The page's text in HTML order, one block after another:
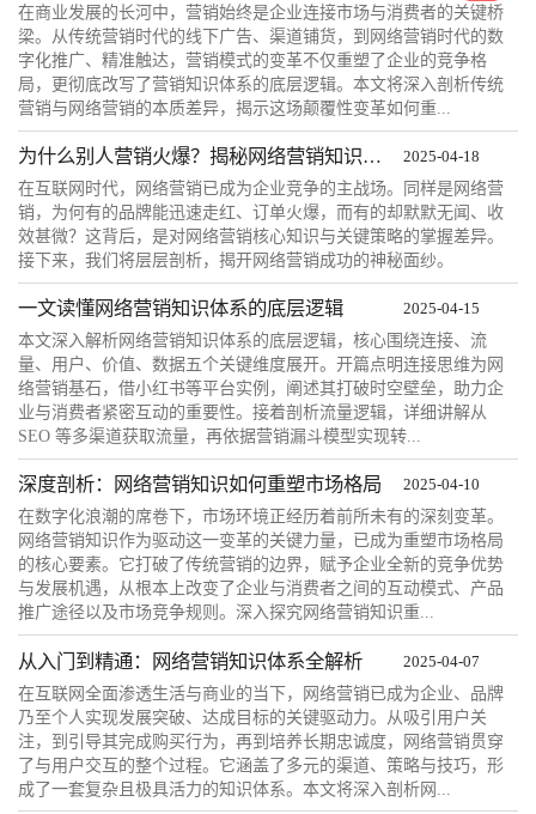
在商业发展的长河中，营销始终是企业连接市场与消费者的关键桥
梁。从传统营销时代的线下广告、渠道铺货，到网络营销时代的数
字化推广、精准触达，营销模式的变革不仅重塑了企业的竞争格
局，更彻底改写了营销知识体系的底层逻辑。本文将深入剖析传统
营销与网络营销的本质差异，揭示这场颠覆性变革如何重...
为什么别人营销火爆？揭秘网络营销知识的核心关键 2025-04-18
在互联网时代，网络营销已成为企业竞争的主战场。同样是网络营
销，为何有的品牌能迅速走红、订单火爆，而有的却默默无闻、收
效甚微？这背后，是对网络营销核心知识与关键策略的掌握差异。
接下来，我们将层层剖析，揭开网络营销成功的神秘面纱。
一文读懂网络营销知识体系的底层逻辑 2025-04-15
本文深入解析网络营销知识体系的底层逻辑，核心围绕连接、流
量、用户、价值、数据五个关键维度展开。开篇点明连接思维为网
络营销基石，借小红书等平台实例，阐述其打破时空壁垒，助力企
业与消费者紧密互动的重要性。接着剖析流量逻辑，详细讲解从
SEO 等多渠道获取流量，再依据营销漏斗模型实现转...
深度剖析：网络营销知识如何重塑市场格局 2025-04-10
在数字化浪潮的席卷下，市场环境正经历着前所未有的深刻变革。
网络营销知识作为驱动这一变革的关键力量，已成为重塑市场格局
的核心要素。它打破了传统营销的边界，赋予企业全新的竞争优势
与发展机遇，从根本上改变了企业与消费者之间的互动模式、产品
推广途径以及市场竞争规则。深入探究网络营销知识重...
从入门到精通：网络营销知识体系全解析 2025-04-07
在互联网全面渗透生活与商业的当下，网络营销已成为企业、品牌
乃至个人实现发展突破、达成目标的关键驱动力。从吸引用户关
注，到引导其完成购买行为，再到培养长期忠诚度，网络营销贯穿
了与用户交互的整个过程。它涵盖了多元的渠道、策略与技巧，形
成了一套复杂且极具活力的知识体系。本文将深入剖析网...